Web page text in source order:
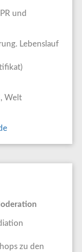
und
Lebenslauf
Welt
zu den